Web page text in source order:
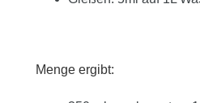
Menge ergibt: